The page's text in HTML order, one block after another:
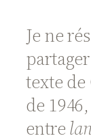
Je ne
texte
de
entre